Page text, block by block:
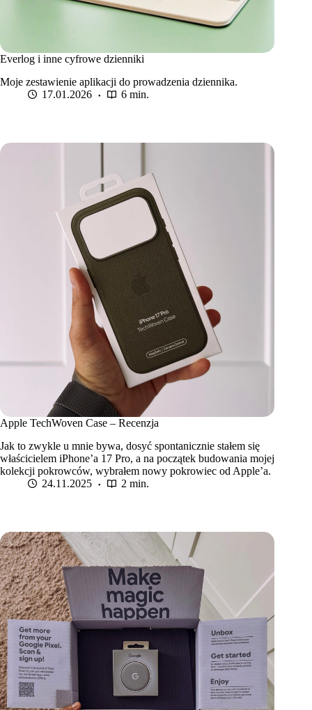
Everlog i inne cyfrowe dzienniki
Moje zestawienie aplikacji do prowadzenia dziennika.
17.01.2026
6 min.
Apple TechWoven Case – Recenzja
Jak to zwykle u mnie bywa, dosyć spontanicznie stałem się
właścicielem iPhone’a 17 Pro, a na początek budowania mojej
kolekcji pokrowców, wybrałem nowy pokrowiec od Apple’a.
24.11.2025
2 min.